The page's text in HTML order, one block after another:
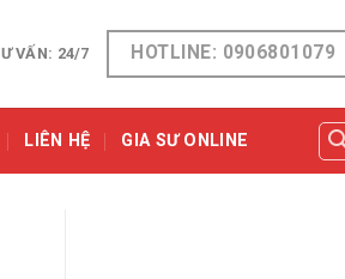
VẤN: 24/7 HOTLINE: 0906801079
LIÊN HỆ GIA SƯ ONLINE